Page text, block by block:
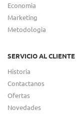
Economia
Marketing
Metodologia
SERVICIO AL CLIENTE
Historia
Contactanos
Ofertas
Novedades